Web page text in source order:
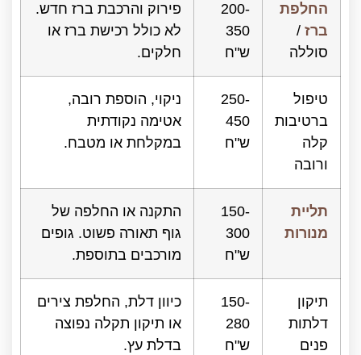
החלפת
ברז /
סוללה
200-
350
ש"ח
פירוק והרכבת ברז חדש.
לא כולל רכישת ברז או
חלקים.
טיפול
ברטיבות
קלה
ורובה
250-
450
ש"ח
ניקוי, הוספת רובה,
אטימה נקודתית
במקלחת או מטבח.
תליית
מנורות
150-
300
ש"ח
התקנה או החלפה של
גוף תאורה פשוט. גופים
מורכבים בתוספת.
תיקון
דלתות
פנים
150-
280
ש"ח
כיוון דלת, החלפת צירים
או תיקון תקלה נפוצה
בדלת עץ.